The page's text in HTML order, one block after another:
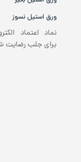
ورق استیل نسوز
نماد اعتماد
برای جلب